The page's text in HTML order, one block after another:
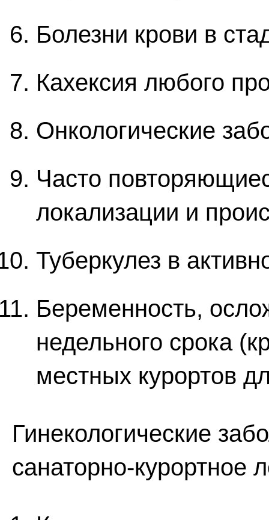
Болезни крови в
Кахексия любого
Онкологические
Часто
локализации и
Туберкулез в
Беременность,
недельного срока
местных курортов
Гинекологические
санаторно-курортное